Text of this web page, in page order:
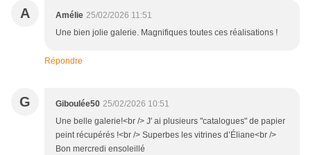
A Amélie 25/02/2026 11:51
Une bien jolie galerie. Magnifiques toutes ces réalisations !
Répondre
G Giboulée50 25/02/2026 10:51
Une belle galerie!<br /> J' ai plusieurs "catalogues" de papier
peint récupérés !<br /> Superbes les vitrines d’Éliane<br />
Bon mercredi ensoleillé